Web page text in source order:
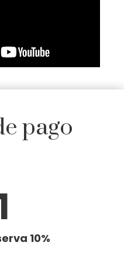
pago
10%